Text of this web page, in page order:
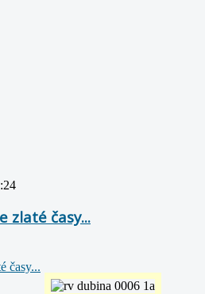
zlaté časy...